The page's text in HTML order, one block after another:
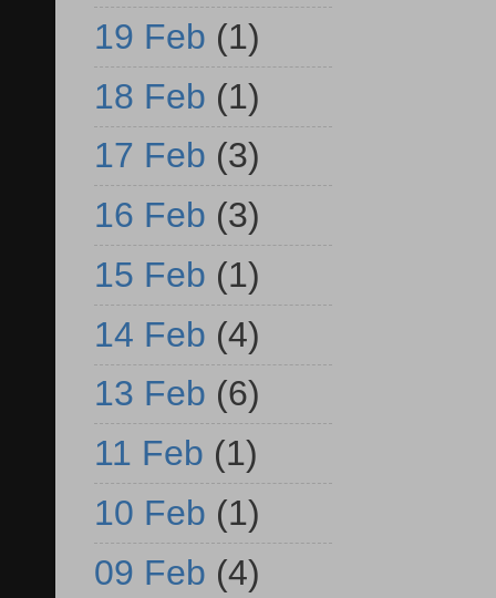
19 Feb (1)
18 Feb (1)
17 Feb (3)
16 Feb (3)
15 Feb (1)
14 Feb (4)
13 Feb (6)
11 Feb (1)
10 Feb (1)
09 Feb (4)